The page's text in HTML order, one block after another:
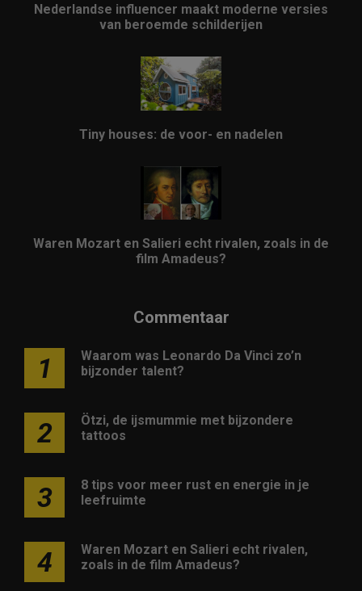
Nederlandse influencer maakt moderne versies
van beroemde schilderijen
Tiny houses: de voor- en nadelen
Waren Mozart en Salieri echt rivalen, zoals in de
film Amadeus?
Commentaar
1
Waarom was Leonardo Da Vinci zo’n
bijzonder talent?
2
Ötzi, de ijsmummie met bijzondere
tattoos
3
8 tips voor meer rust en energie in je
leefruimte
4
Waren Mozart en Salieri echt rivalen,
zoals in de film Amadeus?